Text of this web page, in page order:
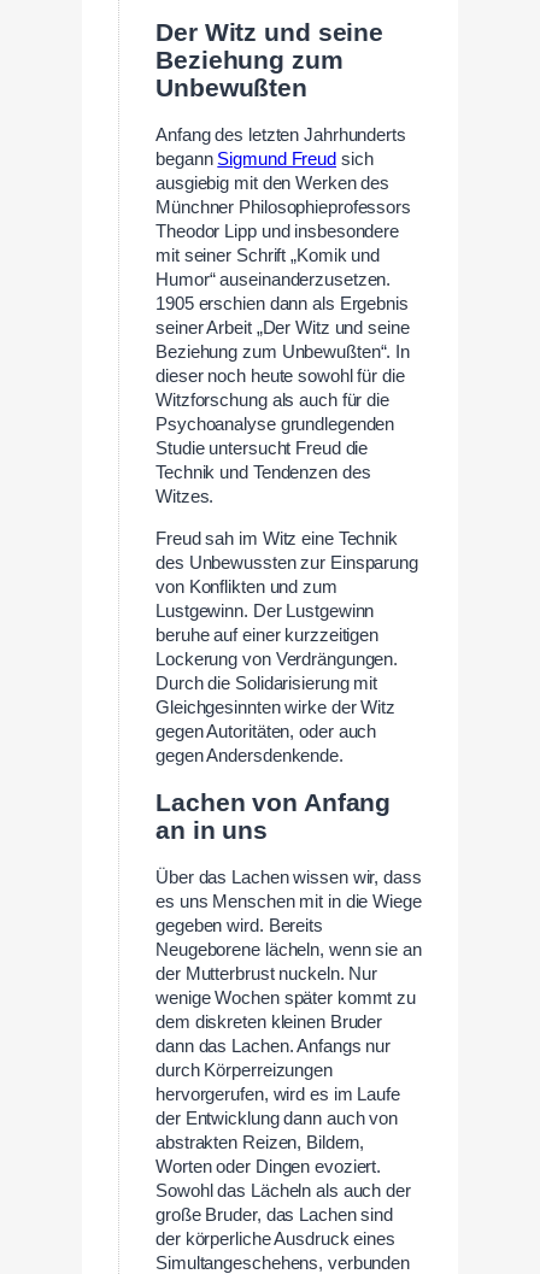
Der Witz und seine
Beziehung zum
Unbewußten
Anfang des letzten Jahrhunderts
begann Sigmund Freud sich
ausgiebig mit den Werken des
Münchner Philosophieprofessors
Theodor Lipp und insbesondere
mit seiner Schrift „Komik und
Humor“ auseinanderzusetzen.
1905 erschien dann als Ergebnis
seiner Arbeit „Der Witz und seine
Beziehung zum Unbewußten“. In
dieser noch heute sowohl für die
Witzforschung als auch für die
Psychoanalyse grundlegenden
Studie untersucht Freud die
Technik und Tendenzen des
Witzes.
Freud sah im Witz eine Technik
des Unbewussten zur Einsparung
von Konflikten und zum
Lustgewinn. Der Lustgewinn
beruhe auf einer kurzzeitigen
Lockerung von Verdrängungen.
Durch die Solidarisierung mit
Gleichgesinnten wirke der Witz
gegen Autoritäten, oder auch
gegen Andersdenkende.
Lachen von Anfang
an in uns
Über das Lachen wissen wir, dass
es uns Menschen mit in die Wiege
gegeben wird. Bereits
Neugeborene lächeln, wenn sie an
der Mutterbrust nuckeln. Nur
wenige Wochen später kommt zu
dem diskreten kleinen Bruder
dann das Lachen. Anfangs nur
durch Körperreizungen
hervorgerufen, wird es im Laufe
der Entwicklung dann auch von
abstrakten Reizen, Bildern,
Worten oder Dingen evoziert.
Sowohl das Lächeln als auch der
große Bruder, das Lachen sind
der körperliche Ausdruck eines
Simultangeschehens, verbunden